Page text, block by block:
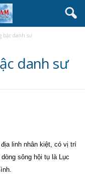
bậc danh sư
danh sư
linh nhân kiệt, có vị trí
sông hội tụ là Lục